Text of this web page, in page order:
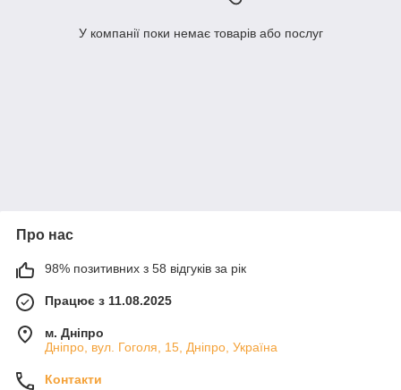
У компанії поки немає товарів або послуг
Про нас
98% позитивних з 58 відгуків за рік
Працює з 11.08.2025
м. Дніпро
Дніпро, вул. Гоголя, 15, Дніпро, Україна
Контакти